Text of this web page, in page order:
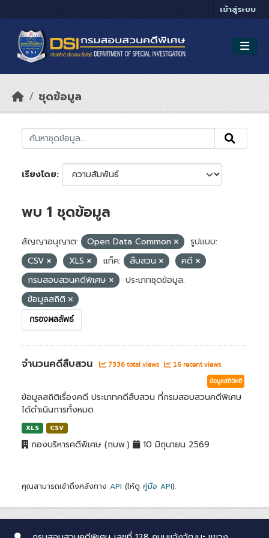
เข้าสู่ระบบ
ชุดข้อมูล
เรียงโดย
พบ 1 ชุดข้อมูล
สัญญาอนุญาต: Open Data Common
รูปแบบ:
CSV
XLS แท็ค: สืบสวน
คดี
กรมสอบสวนคดีพิเศษ
ประเภทชุดข้อมูล:
ข้อมูลสถิติ
กรองผลลัพธ์
จำนวนคดีสืบสวน 7336 total views 16 recent views
ข้อมูลสถิติคดี
ข้อมูลสถิติเรื่องคดี ประเภทคดีสืบสวน ที่กรมสอบสวนคดีพิเศษ
ได้ดำเนินการทั้งหมด
XLS CSV
กองบริหารคดีพิเศษ (กบพ.) 10 มิถุนายน 2569
คุณสามารถเข้าถึงคลังทาง API (ให้ดู คู่มือ API).